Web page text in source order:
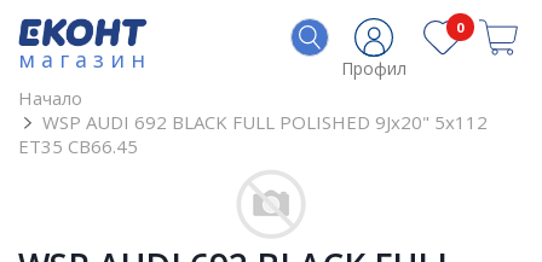
магазин Профил
0
Начало
WSP AUDI 692 BLACK FULL POLISHED 9Jx20" 5x112
ET35 CB66.45